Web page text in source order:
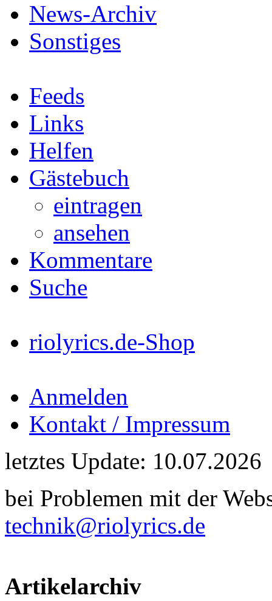
News-Archiv
Sonstiges
Feeds
Links
Helfen
Gästebuch
eintragen
ansehen
Kommentare
Suche
riolyrics.de-Shop
Anmelden
Kontakt / Impressum
letztes Update: 10.07.2026
bei Problemen mit der
technik@riolyrics.de
Artikelarchiv